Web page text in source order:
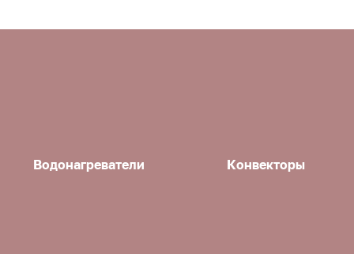
Водонагреватели Конвекторы